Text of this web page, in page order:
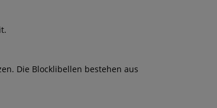
Die Blocklibellen bestehen aus